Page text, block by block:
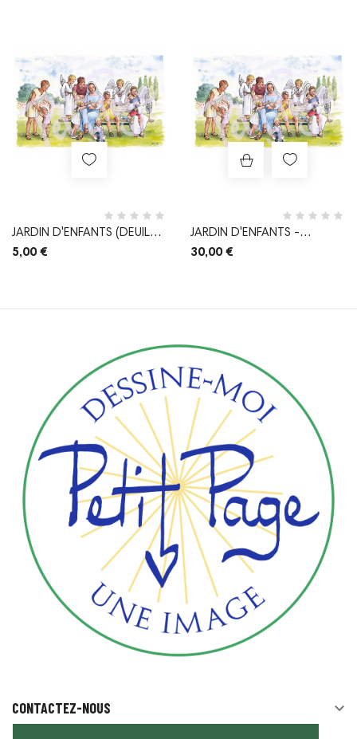
JARDIN D'ENFANTS (DEUIL
ENFANT)
5,00 €
JARDIN D'ENFANTS -
AFFICHE A3
30,00 €
CONTACTEZ-NOUS 